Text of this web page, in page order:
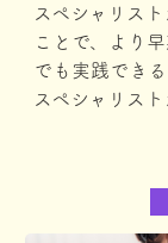
スペシャリス
ことで、より
でも実践でき
スペシャリスト